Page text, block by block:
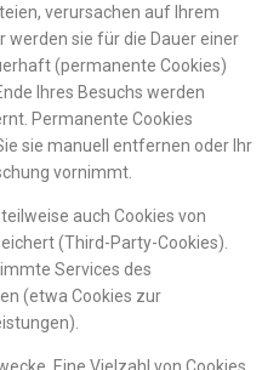
verursachen auf Ihrem
werden sie für die Dauer einer
(permanente Cookies)
Ihres Besuchs werden
Permanente Cookies
sie manuell entfernen oder Ihr
vornimmt.
auch Cookies von
(Third-Party-Cookies).
Services des
(etwa Cookies zur
Eine Vielzahl von Cookies